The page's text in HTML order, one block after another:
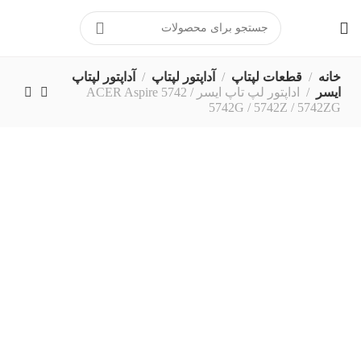
برای ارتباط مستقیم با پشتیبانی
در پیامرسان بله کلیک کنید
خانه قطعات لپتاپ آداپتور لپتاپ
آداپتور لپتاپ
ایسر
اداپتور لپ تاپ ایسر ACER Aspire 5742 /
5742G / 5742Z / 5742ZG